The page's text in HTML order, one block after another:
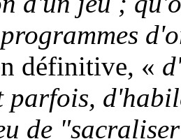
définitive, «
de